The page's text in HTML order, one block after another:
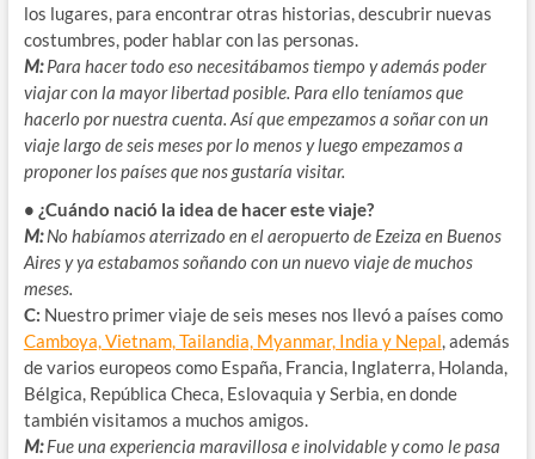
los lugares, para encontrar otras historias, descubrir nuevas
costumbres, poder hablar con las personas.
M:Para hacer todo eso necesitábamos tiempo y además poder
viajar con la mayor libertad posible. Para ello teníamos que
hacerlo por nuestra cuenta. Así que empezamos a soñar con un
viaje largo de seis meses por lo menos y luego empezamos a
proponer los países que nos gustaría visitar.
• ¿Cuándo nació la idea de hacer este viaje?
M:No habíamos aterrizado en el aeropuerto de Ezeiza en Buenos
Aires y ya estabamos soñando con un nuevo viaje de muchos
meses.
C: Nuestro primer viaje de seis meses nos llevó a países como
Camboya, Vietnam, Tailandia, Myanmar, India y Nepal, además
de varios europeos como España, Francia, Inglaterra, Holanda,
Bélgica, República Checa, Eslovaquia y Serbia, en donde
también visitamos a muchos amigos.
M:Fue una experiencia maravillosa e inolvidable y como le pasa